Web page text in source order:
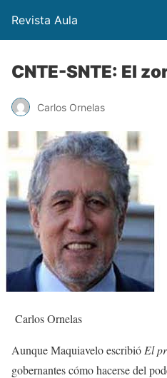
Revista Aula
CNTE-SNTE: El
Carlos Ornelas
Carlos Ornelas
Aunque Maquiavelo escribió El
gobernantes cómo hacerse del